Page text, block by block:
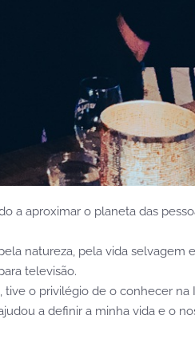
a aproximar o planeta das
natureza, pela vida selvagem
televisão.
tive o privilégio de o conhecer
a definir a minha vida e o